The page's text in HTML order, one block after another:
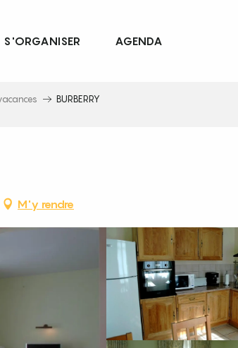
S'ORGANISER AGENDA
BURBERRY
M'y rendre